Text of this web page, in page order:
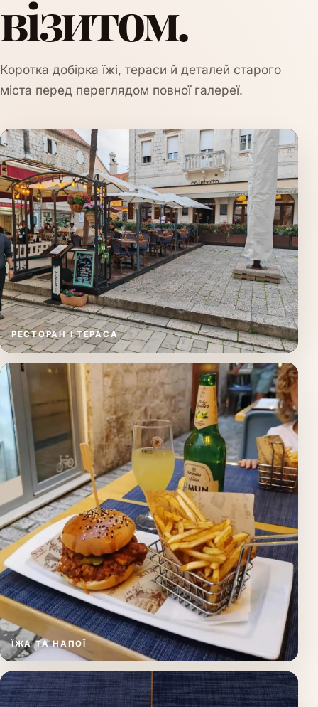
візитом.
Коротка добірка їжі, тераси й деталей старого
міста перед переглядом повної галереї.
РЕСТОРАН І ТЕРАСА
ЇЖА ТА НАПОЇ